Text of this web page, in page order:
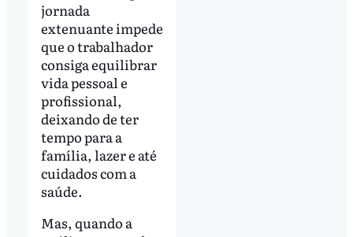
jornada
extenuante impede
que o trabalhador
consiga equilibrar
vida pessoal e
profissional,
deixando de ter
tempo para a
família, lazer e até
cuidados com a
saúde.
Mas, quando a